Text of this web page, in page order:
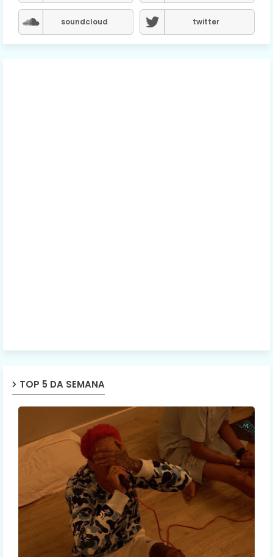
soundcloud twitter
TOP 5 DA SEMANA